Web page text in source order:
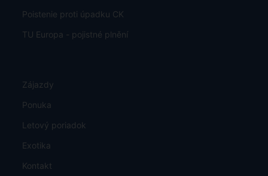
Poistenie proti úpadku CK
TU Europa - pojistné plnění
Zájazdy
Ponuka
Letový poriadok
Exotika
Kontakt